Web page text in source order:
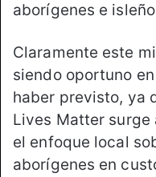
aborígenes e
Claramente este
siendo oportuno
haber previsto, ya
Lives Matter surge
el enfoque local
aborígenes en